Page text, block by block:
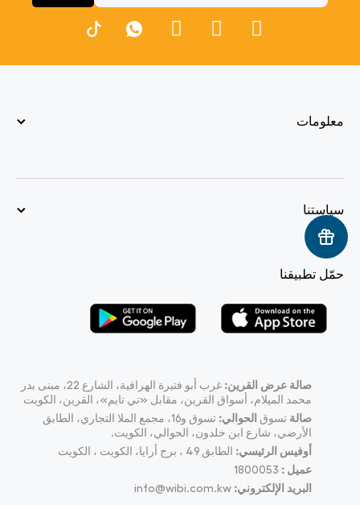
معلومات
سياستنا
حمّل تطبيقنا
صالة عرض القرين:
غرب أبو فتيرة الهرافية، الشارع 22، مبنى بدر
محمد الميلام، أسواق القرين، مقابل «تي تايم»، القرين، الكويت
صالة تسوق الحوالي:
تسوق و16، مجمع الملا التجاري، الطابق
الأرضي، شارع ابن خلدون، الحوالي، الكويت.
أوفيس الرئيسي: الطابق 49 ، برج أرايا، الكويت ، الكويت
عميل : 1800053
البريد الإلكتروني: info@wibi.com.kw